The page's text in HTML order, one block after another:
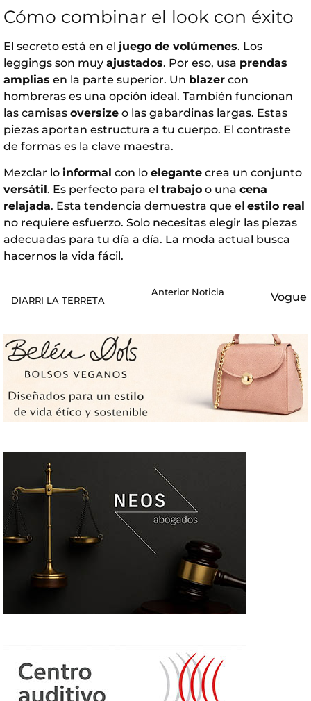
Cómo combinar el look con éxito
El secreto está en el juego de volúmenes. Los
leggings son muy ajustados. Por eso, usa prendas
amplias en la parte superior. Un blazer con
hombreras es una opción ideal. También funcionan
las camisas oversize o las gabardinas largas. Estas
piezas aportan estructura a tu cuerpo. El contraste
de formas es la clave maestra.
Mezclar lo informal con lo elegante crea un conjunto
versátil. Es perfecto para el trabajo o una cena
relajada. Esta tendencia demuestra que el estilo real
no requiere esfuerzo. Solo necesitas elegir las piezas
adecuadas para tu día a día. La moda actual busca
hacernos la vida fácil.
DIARRI LA TERRETA
Anterior Noticia Vogue